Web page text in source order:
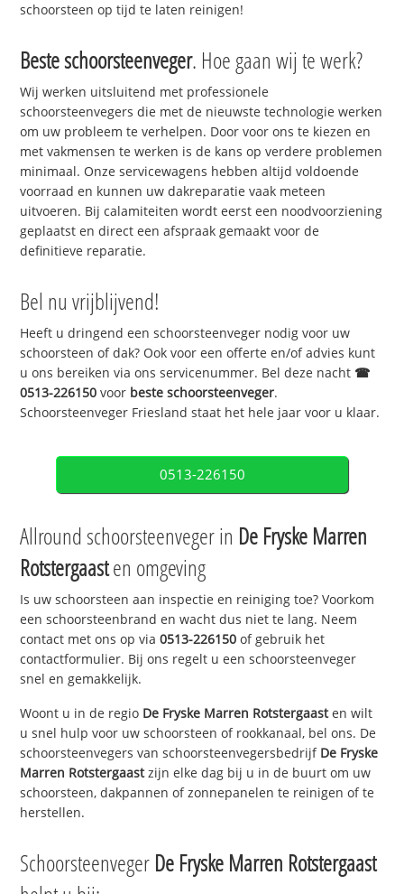
schoorsteen op tijd te laten reinigen!
Beste schoorsteenveger. Hoe gaan wij te werk?
Wij werken uitsluitend met professionele
schoorsteenvegers die met de nieuwste technologie werken
om uw probleem te verhelpen. Door voor ons te kiezen en
met vakmensen te werken is de kans op verdere problemen
minimaal. Onze servicewagens hebben altijd voldoende
voorraad en kunnen uw dakreparatie vaak meteen
uitvoeren. Bij calamiteiten wordt eerst een noodvoorziening
geplaatst en direct een afspraak gemaakt voor de
definitieve reparatie.
Bel nu vrijblijvend!
Heeft u dringend een schoorsteenveger nodig voor uw
schoorsteen of dak? Ook voor een offerte en/of advies kunt
u ons bereiken via ons servicenummer. Bel deze nacht ☎
0513-226150 voor beste schoorsteenveger.
Schoorsteenveger Friesland staat het hele jaar voor u klaar.
0513-226150
Allround schoorsteenveger in De Fryske Marren
Rotstergaasten omgeving
Is uw schoorsteen aan inspectie en reiniging toe? Voorkom
een schoorsteenbrand en wacht dus niet te lang. Neem
contact met ons op via0513-226150 of gebruik het
contactformulier. Bij ons regelt u een schoorsteenveger
snel en gemakkelijk.
Woont u in de regio De Fryske Marren Rotstergaasten wilt
u snel hulp voor uw schoorsteen of rookkanaal, bel ons. De
schoorsteenvegers van schoorsteenvegersbedrijf De Fryske
Marren Rotstergaastzijn elke dag bij u in de buurt om uw
schoorsteen, dakpannen of zonnepanelen te reinigen of te
herstellen.
Schoorsteenveger De Fryske Marren Rotstergaast